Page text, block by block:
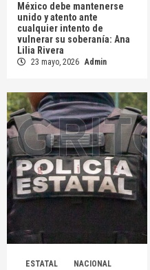
México debe mantenerse
unido y atento ante
cualquier intento de
vulnerar su soberanía: Ana
Lilia Rivera
23 mayo, 2026 Admin
ESTATAL NACIONAL